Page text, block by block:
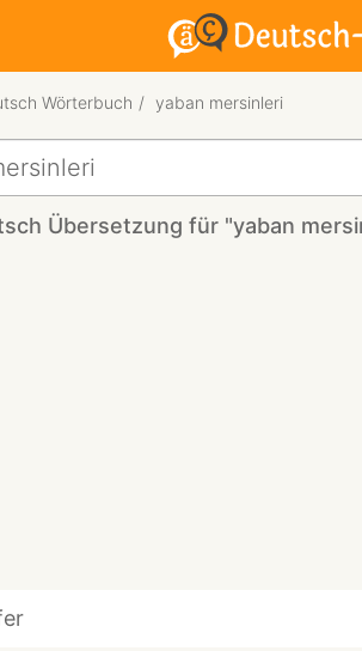
Wörterbuch yaban mersinleri
Übersetzung für "yaban